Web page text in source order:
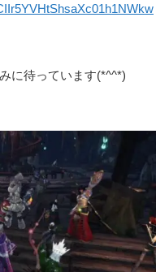
に待っています(*^^*)